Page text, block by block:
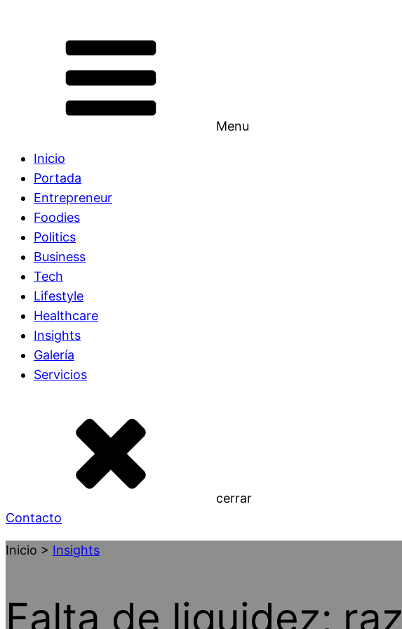
Menu
Inicio
Portada
Entrepreneur
Foodies
Politics
Business
Tech
Lifestyle
Healthcare
Insights
Galería
Servicios
cerrar
Contacto
Inicio > Insights
Falta de liquidez;